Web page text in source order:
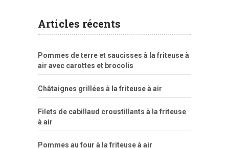
Articles récents
Pommes de terre et saucisses à la friteuse à
air avec carottes et brocolis
Châtaignes grillées à la friteuse à air
Filets de cabillaud croustillants à la friteuse
à air
Pommes au four à la friteuse à air